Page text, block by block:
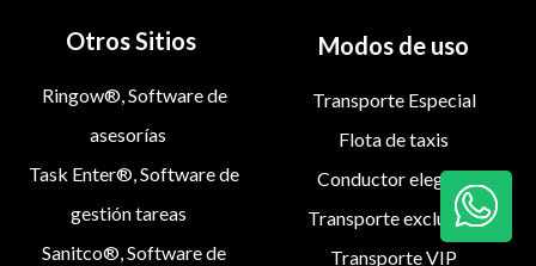
Modos de uso
Transporte Especial
Flota de taxis
Conductor elegido
Transporte exclusivo
Transporte VIP
Otros Sitios
Ringow®, Software de
asesorías
Task Enter®, Software de
gestión tareas
Sanitco®, Software de